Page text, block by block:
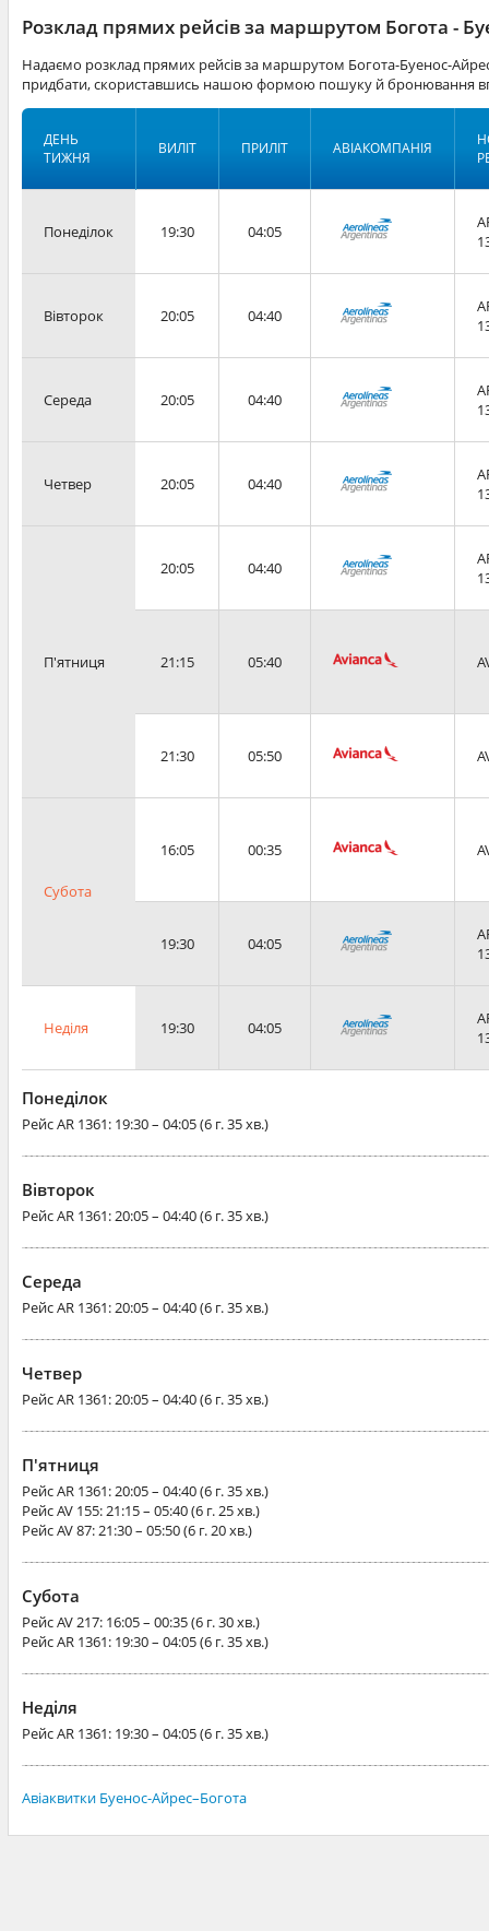
Розклад прямих рейсів за маршрутом Богота -
Надаємо розклад прямих рейсів за маршрутом Богота-Буенос-
придбати, скориставшись нашою формою пошуку й бронювання
ДЕНЬ
ТИЖНЯ
ВИЛІТ ПРИЛІТ АВІАКОМПАНІЯ
Понеділок 19:30 04:05
Вівторок 20:05 04:40
Середа 20:05 04:40
Четвер 20:05 04:40
П'ятниця
20:05 04:40
21:15 05:40
21:30 05:50
Субота
16:05 00:35
19:30 04:05
Неділя 19:30 04:05
Понеділок
РейсAR 1361: 19:30 – 04:05 (6 г. 35 хв.)
Вівторок
РейсAR 1361: 20:05 – 04:40 (6 г. 35 хв.)
Середа
РейсAR 1361: 20:05 – 04:40 (6 г. 35 хв.)
Четвер
РейсAR 1361: 20:05 – 04:40 (6 г. 35 хв.)
П'ятниця
РейсAR 1361: 20:05 – 04:40 (6 г. 35 хв.)
РейсAV 155: 21:15 – 05:40 (6 г. 25 хв.)
РейсAV 87: 21:30 – 05:50 (6 г. 20 хв.)
Субота
РейсAV 217: 16:05 – 00:35 (6 г. 30 хв.)
РейсAR 1361: 19:30 – 04:05 (6 г. 35 хв.)
Неділя
РейсAR 1361: 19:30 – 04:05 (6 г. 35 хв.)
Авіаквитки Буенос-Айрес–Богота